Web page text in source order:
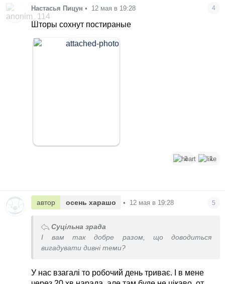
Настасья Пицун • 12 мая в 19:28 4
Шторы сохнут постираные
2 1
автор осень харашо • 12 мая в 19:28 5
Суцільна зрада
І вам так добре разом, що доводиться
вигадувати дивні теми?
У нас взагалі то робочий день триває. І в мене